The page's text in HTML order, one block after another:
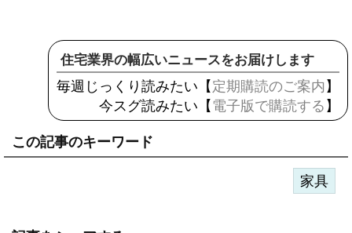
住宅業界の幅広いニュースをお届けします
毎週じっくり読みたい【 定期購読のご案内 】
今スグ読みたい【 電子版で購読する 】
この記事のキーワード
家具